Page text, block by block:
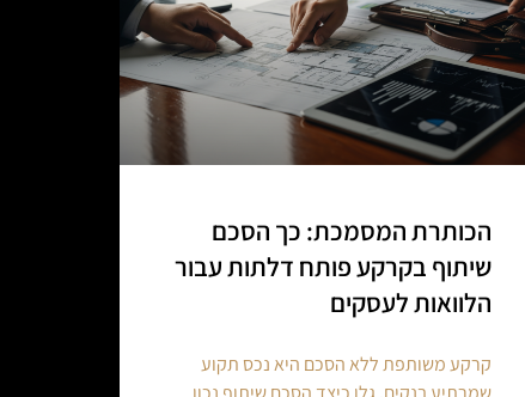
הכותרת המסמכת: כך הסכם
שיתוף בקרקע פותח דלתות עבור
הלוואות לעסקים
קרקע משותפת ללא הסכם היא נכס תקוע